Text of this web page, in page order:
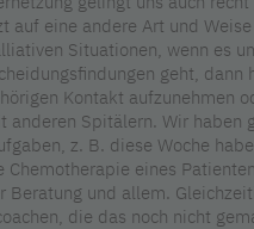
auf eine andere Art und Weise
Situationen, wenn es
geht, dann
Kontakt aufzunehmen
anderen Spitälern. Wir haben
z. B. diese Woche
Chemotherapie eines Patienten
Beratung und allem.
die das noch nicht